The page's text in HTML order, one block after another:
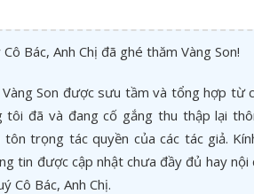
Bác, Anh Chị đã ghé thăm Vàng Son!
Son được sưu tầm và tổng hợp từ
tôi đã và đang cố gắng thu thập lại
tôn trọng tác quyền của các tác giả.
tin được cập nhật chưa đầy đủ hay
Cô Bác, Anh Chị.